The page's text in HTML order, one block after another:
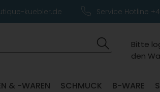
kuebler.de Service Hotline
Bitte
den
& -WAREN SCHMUCK B-WARE